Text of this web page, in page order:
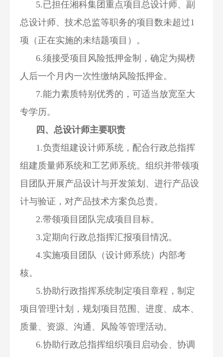
5.已担任湘科集团重点项目总设计师、副
总设计师、技术总监等职务的项目数未超过1
项（正在实施的未结题项目）。
6.须接受项目风险抵押金制，确定为揭榜
人后一个月内一次性缴纳风险抵押金。
7.能力素质特别优秀的，可适当放宽至大
专学历。
四、总设计师主要职责
1.负责组建设计师系统，配合行政总指挥
组建质量师系统和工艺师系统。组织并带领项
目团队开展产品设计与开发策划、进行产品设
计与验证，对产品技术方案负总责。
2.带领项目团队完成项目目标。
3.定期向行政总指挥汇报项目情况。
4.实施项目团队（设计师系统）内部考
核。
5.协助行政指挥系统制定项目章程，制定
项目管理计划，规划项目范围、进度、成本、
质量、资源、沟通、风险等管理活动。
6.协助行政总指挥组织项目启动会、协调